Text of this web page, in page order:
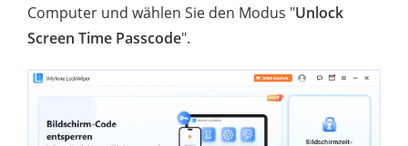
Computer und wählen Sie den Modus "Unlock
Screen Time Passcode".